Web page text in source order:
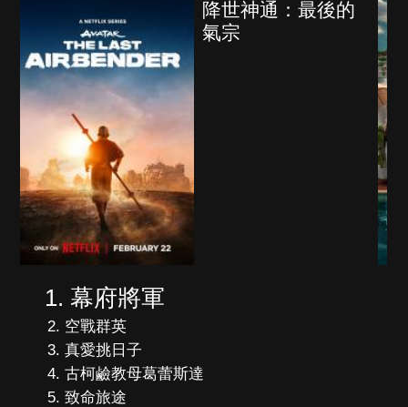
海上密室謀殺
幕府將軍
空戰群英
真愛挑日子
古柯鹼教母葛蕾斯達
致命旅途